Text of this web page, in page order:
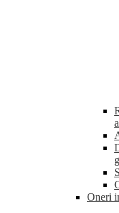
Oneri